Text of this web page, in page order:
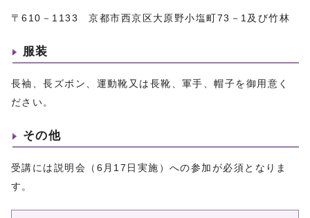
〒610－1133 京都市西京区大原野小塩町73－1及び竹林
服装
長袖、長ズボン、運動靴又は長靴、軍手、帽子を御用意く
ださい。
その他
受講には説明会（6月17日実施）への参加が必須となりま
す。